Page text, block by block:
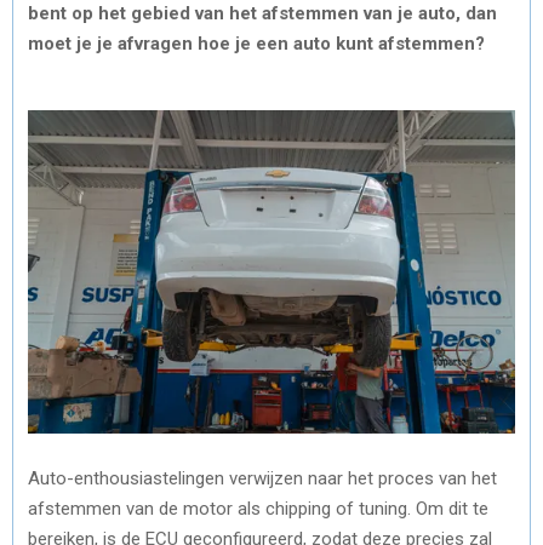
bent op het gebied van het afstemmen van je auto, dan
moet je je afvragen hoe je een auto kunt afstemmen?
Auto-enthousiastelingen verwijzen naar het proces van het
afstemmen van de motor als chipping of tuning. Om dit te
bereiken, is de ECU geconfigureerd, zodat deze precies zal